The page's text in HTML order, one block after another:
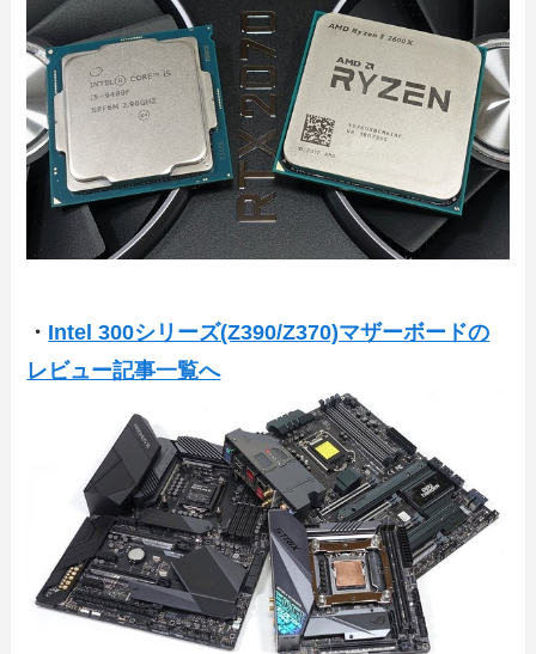
・ Intel 300シリーズ(Z390/Z370)マザーボードの
レビュー記事一覧へ